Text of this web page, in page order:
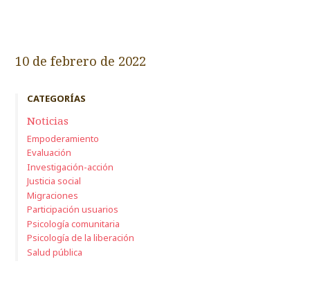
10 de febrero de 2022
CATEGORÍAS
Noticias
Empoderamiento
Evaluación
Investigación-acción
Justicia social
Migraciones
Participación usuarios
Psicología comunitaria
Psicología de la liberación
Salud pública